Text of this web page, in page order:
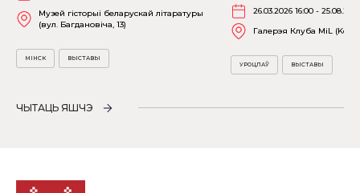
Музей гісторыі беларускай літаратуры
(вул. Багдановіча, 13)
МІНСК ВЫСТАВЫ
26.03.2026 16:00 -
Галерэя Клуба MiL
УРОЦЛАЎ ВЫСТАВЫ
ЧЫТАЦЬ ЯШЧЭ